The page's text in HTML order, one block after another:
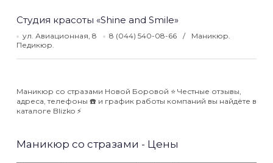
Студия красоты «Shine and Smile»
ул. Авиационная, 8 8 (044) 540-08-66
Маникюр.
Педикюр.
Маникюр со стразами Новой Боровой ⭐️ Честные отзывы,
адреса, телефоны ☎️ и график работы компаний вы найдёте в
каталоге Blizko ⚡️
Маникюр со стразами - Цены